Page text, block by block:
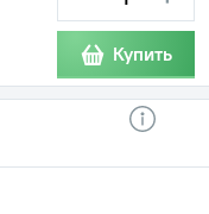
Купить